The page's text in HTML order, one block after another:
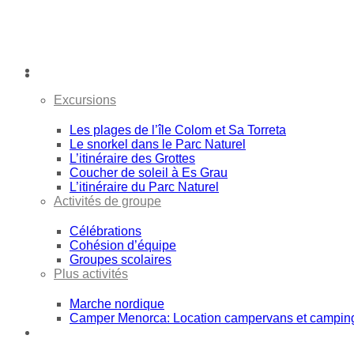
Excursions
Les plages de l’île Colom et Sa Torreta
Le snorkel dans le Parc Naturel
L’itinéraire des Grottes
Coucher de soleil à Es Grau
L’itinéraire du Parc Naturel
Activités de groupe
Célébrations
Cohésion d’équipe
Groupes scolaires
Plus activités
Marche nordique
Camper Menorca: Location campervans et